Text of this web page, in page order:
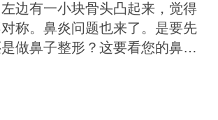
边有一小块骨头凸起来，觉得
称。鼻炎问题也来了。是要先
做鼻子整形？这要看您的鼻炎
骨骼问题所导致，经过拍片之
据医生建议选择适合您的术式